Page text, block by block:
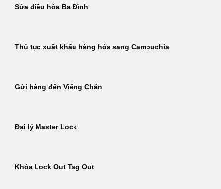
Sửa điều hòa Ba Đình
Thủ tục xuất khẩu hàng hóa sang Campuchia
Gửi hàng đến Viêng Chăn
Đại lý Master Lock
Khóa Lock Out Tag Out